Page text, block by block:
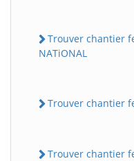
Trouver chantier
NATiONAL
Trouver chantier
Trouver chantier